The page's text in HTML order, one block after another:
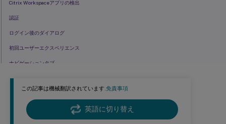
この記事は機械翻訳されています.免責事項
英語に切り替え
Citrix Workspaceアプリの検出
認証
ログイン後のダイアログ
初回ユーザーエクスペリエンス
ナビゲーションタブ
お気に入りアプリと必須アプリ
アプリとデスクトップの検索
アクティビティマネージャー